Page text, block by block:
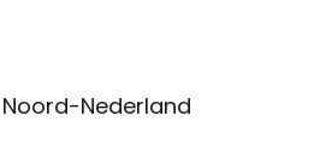
Nederland